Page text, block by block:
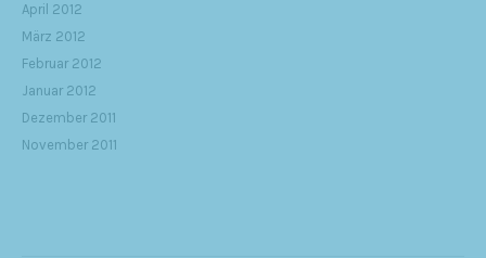
April 2012
März 2012
Februar 2012
Januar 2012
Dezember 2011
November 2011